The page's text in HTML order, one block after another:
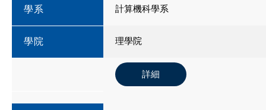
學系 計算機科學系
學院 理學院
詳細